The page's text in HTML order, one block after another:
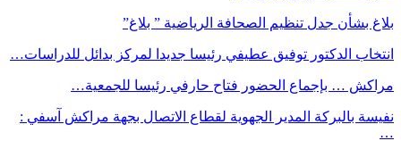
بلاغ بشأن جدل تنظيم الصحافة الرياضية ” بلاغ”
انتخاب الدكتور توفيق عطيفي رئيسا جديدا لمركز بدائل للدراسات…
مراكش … بإجماع الحضور فتاح حارفي رئيسا للجمعية…
نفيسة بالبركة المدير الجهوية لقطاع الاتصال بجهة مراكش آسفي :
…